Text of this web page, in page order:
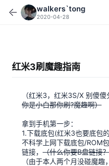
walkers`tong
2020-04-28
红米3刷魔趣指南
（红米3，红米3S/X 别傻傻
你是小白那你刷?魔趣啊）
拿到手机第一步：
1.下载底包(红米3也要底包
不科学上网下载底包/ROM
链接， （什么你要B盘链接
（由于本人两个月没碰魔